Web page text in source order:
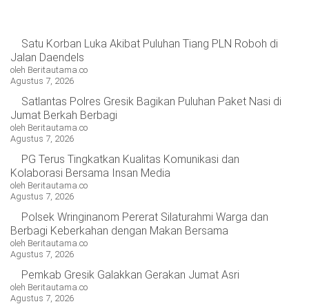
Satu Korban Luka Akibat Puluhan Tiang PLN Roboh di
Jalan Daendels
oleh Beritautama.co
Agustus 7, 2026
Satlantas Polres Gresik Bagikan Puluhan Paket Nasi di
Jumat Berkah Berbagi
oleh Beritautama.co
Agustus 7, 2026
PG Terus Tingkatkan Kualitas Komunikasi dan
Kolaborasi Bersama Insan Media
oleh Beritautama.co
Agustus 7, 2026
Polsek Wringinanom Pererat Silaturahmi Warga dan
Berbagi Keberkahan dengan Makan Bersama
oleh Beritautama.co
Agustus 7, 2026
Pemkab Gresik Galakkan Gerakan Jumat Asri
oleh Beritautama.co
Agustus 7, 2026